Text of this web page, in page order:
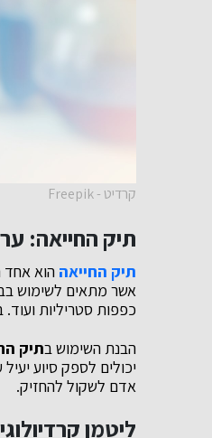
קרדיט - Freepik
תיק החייאה:
תיק החייאה הוא אחד
אשר מתאים לשימוש
כפפות סטריליות
הבנת השימוש בתיק
יכולים לספק סיוע
אדם לשקול להחזיק.
ליטמן